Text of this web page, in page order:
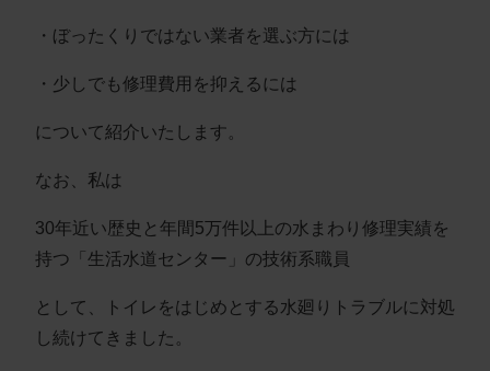
・ぼったくりではない業者を選ぶ方には
・少しでも修理費用を抑えるには
について紹介いたします。
なお、私は
30年近い歴史と年間5万件以上の水まわり修理実績を
持つ「生活水道センター」の技術系職員
として、トイレをはじめとする水廻りトラブルに対処
し続けてきました。